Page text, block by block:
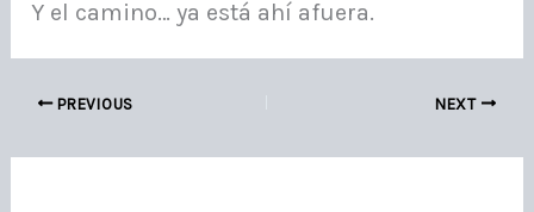
Y el camino… ya está ahí afuera.
PREVIOUS NEXT